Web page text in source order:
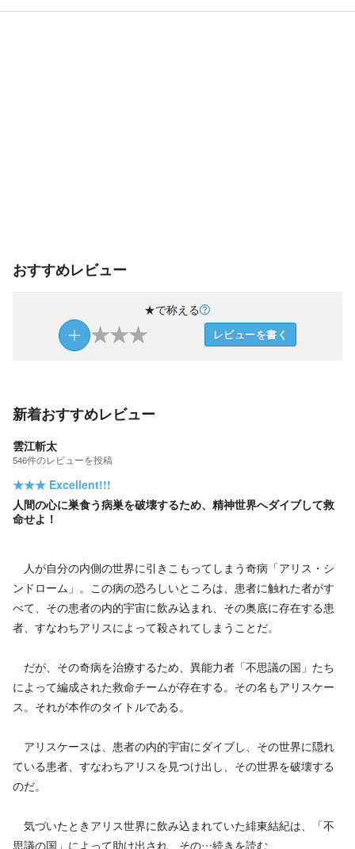
おすすめレビュー
★で称える
★★★ レビューを書く
新着おすすめレビュー
雲江斬太
546件のレビューを投稿
★★★ Excellent!!!
人間の心に巣食う病巣を破壊するため、精神世界へダイブして救
命せよ！
人が自分の内側の世界に引きこもってしまう奇病「アリス・シ
ンドローム」。この病の恐ろしいところは、患者に触れた者がす
べて、その患者の内的宇宙に飲み込まれ、その奥底に存在する患
者、すなわちアリスによって殺されてしまうことだ。
だが、その奇病を治療するため、異能力者「不思議の国」たち
によって編成された救命チームが存在する。その名もアリスケー
ス。それが本作のタイトルである。
アリスケースは、患者の内的宇宙にダイブし、その世界に隠れ
ている患者、すなわちアリスを見つけ出し、その世界を破壊する
のだ。
気づいたときアリス世界に飲み込まれていた緋東結紀は、「不
思議の国」によって助け出され、その…続きを読む